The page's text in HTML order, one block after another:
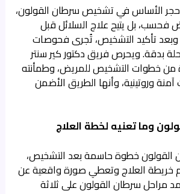
حجر الأساس في تشخيص سرطان القولون،
فحسب، بل يتيح علاج السلائل قبل
تأكيد التشخيص، تُجرى فحوصات
بدقة. ويحرص فريق دكتور كير سنتر
خطوات التشخيص للمريض، وطمأنته
وروتينية، وأنها الطريق الأضمن
وما تعنيه لخطة العلاج
القولون خطوة حاسمة بعد التشخيص،
خريطة العلاج وتعطي صورة واقعية عن
مراحل سرطان القولون على ثلاثة